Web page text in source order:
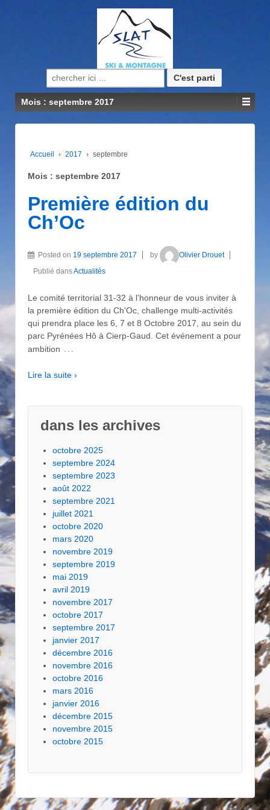
Recherche pour:
Mois : septembre 2017
Accueil › 2017 › septembre
Mois : septembre 2017
Première édition du
Ch’Oc
Posted on 19 septembre 2017 by
Olivier Drouet
Publié dansActualités
Le comité territorial 31-32 à l’honneur de vous inviter à
la première édition du Ch’Oc, challenge multi-activités
qui prendra place les 6, 7 et 8 Octobre 2017, au sein du
parc Pyrénées Hô à Cierp-Gaud. Cet événement a pour
ambition …
Lire la suite ›
dans les archives
octobre 2025
septembre 2024
septembre 2023
août 2022
septembre 2021
juillet 2021
octobre 2020
mars 2020
novembre 2019
septembre 2019
mai 2019
avril 2019
novembre 2017
octobre 2017
septembre 2017
janvier 2017
décembre 2016
novembre 2016
octobre 2016
mars 2016
janvier 2016
décembre 2015
novembre 2015
octobre 2015